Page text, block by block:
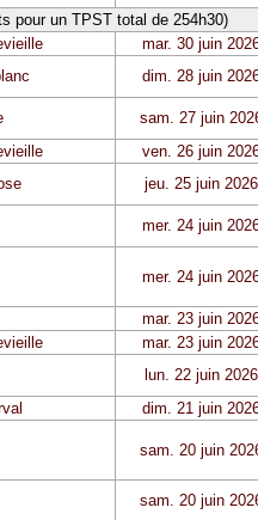
pour un TPST total de 254h30)
mar. 30 juin
dim. 28 juin
sam. 27 juin
ven. 26 juin
jeu. 25 juin 2026
mer. 24 juin
mer. 24 juin
mar. 23 juin
mar. 23 juin
lun. 22 juin 2026
dim. 21 juin
sam. 20 juin
sam. 20 juin